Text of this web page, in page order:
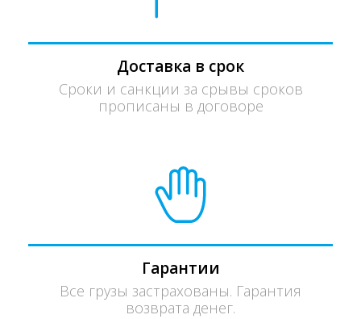
Доставка в срок
Сроки и санкции за срывы сроков
прописаны в договоре
Гарантии
Все грузы застрахованы. Гарантия
возврата денег.